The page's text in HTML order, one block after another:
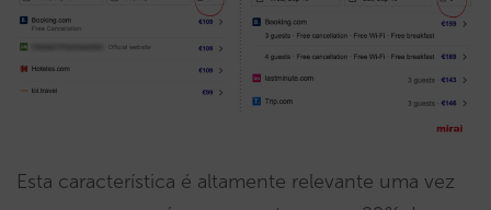
Esta característica é altamente relevante uma vez